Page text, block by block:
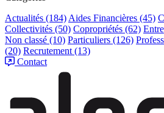
Actualités (184) Aides Financières (45)
Collectivités (50) Copropriétés (62)
Non classé (10) Particuliers (126)
(20) Recrutement (13)
Contact